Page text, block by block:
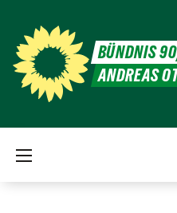
BÜNDNIS
ANDREAS